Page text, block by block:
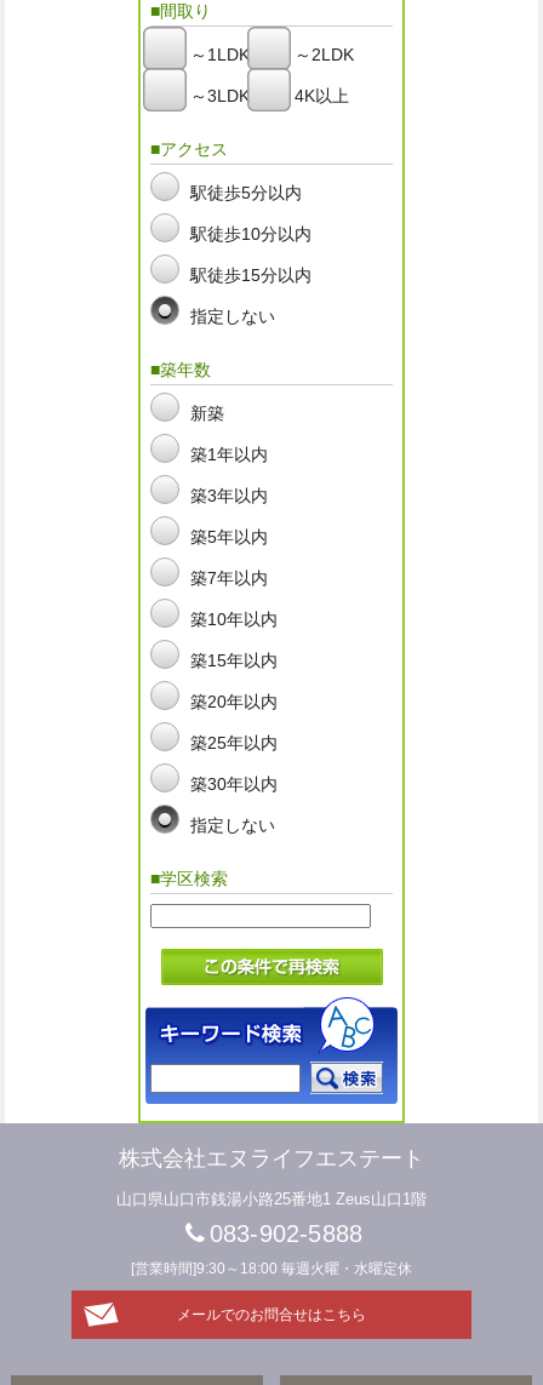
■間取り
～1LDK ～2LDK
～3LDK 4K以上
■アクセス
駅徒歩5分以内
駅徒歩10分以内
駅徒歩15分以内
指定しない
■築年数
新築
築1年以内
築3年以内
築5年以内
築7年以内
築10年以内
築15年以内
築20年以内
築25年以内
築30年以内
指定しない
■学区検索
株式会社エヌライフエステート
山口県山口市銭湯小路25番地1 Zeus山口1階
083-902-5888
[営業時間]9:30～18:00 毎週火曜・水曜定休
メールでのお問合せはこちら